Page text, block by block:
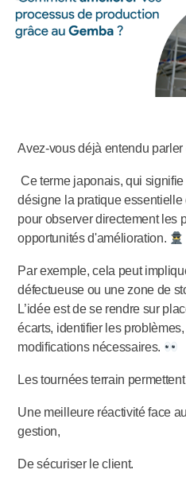
Avez-vous déjà entendu
Ce terme japonais, qui
désigne la pratique essentielle
pour observer directement les
opportunités d'amélioration.
Par exemple, cela peut
défectueuse ou une zone de
L’idée est de se rendre sur
écarts, identifier les
modifications nécessaires.
Les tournées terrain permettent
Une meilleure réactivité face
gestion,
De sécuriser le client.